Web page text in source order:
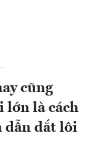
cũng
lớn là cách
dẫn dắt lôi